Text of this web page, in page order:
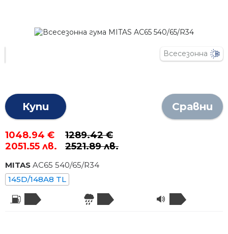
Всесезонна
Купи Сравни
1048.94 €
2051.55 лв.
1289.42 €
2521.89 лв.
MITAS AC65 540/65/R34
145D/148A8 TL